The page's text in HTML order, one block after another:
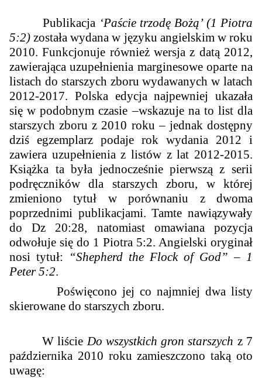
Publikacja ‘Paście trzodę Bożą’ (1 Piotra
5:2) została wydana w języku angielskim w roku
2010. Funkcjonuje również wersja z datą 2012,
zawierająca uzupełnienia marginesowe oparte na
listach do starszych zboru wydawanych w latach
2012-2017. Polska edycja najpewniej ukazała
się w podobnym czasie –wskazuje na to list dla
starszych zboru z 2010 roku – jednak dostępny
dziś egzemplarz podaje rok wydania 2012 i
zawiera uzupełnienia z listów z lat 2012-2015.
Książka ta była jednocześnie pierwszą z serii
podręczników dla starszych zboru, w której
zmieniono tytuł w porównaniu z dwoma
poprzednimi publikacjami. Tamte nawiązywały
do Dz 20:28, natomiast omawiana pozycja
odwołuje się do 1 Piotra 5:2. Angielski oryginał
nosi tytuł:
“Shepherd the Flock of God” – 1
Peter 5:2.
Poświęcono jej co najmniej dwa listy
skierowane do starszych zboru.
W liście Do wszystkich gron starszych z 7
października 2010 roku zamieszczono taką oto
uwagę: